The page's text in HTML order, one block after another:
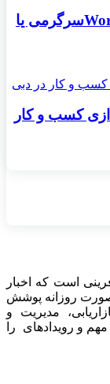
درآمدزایی از بازی World of Warcraftسرگرمی یا
کسب و کار
است که اخبار
صورت روزانه پوشش
مدیریت و
و رویدادهای را